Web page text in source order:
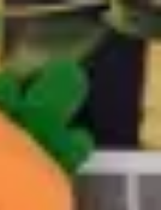
Équilibre des